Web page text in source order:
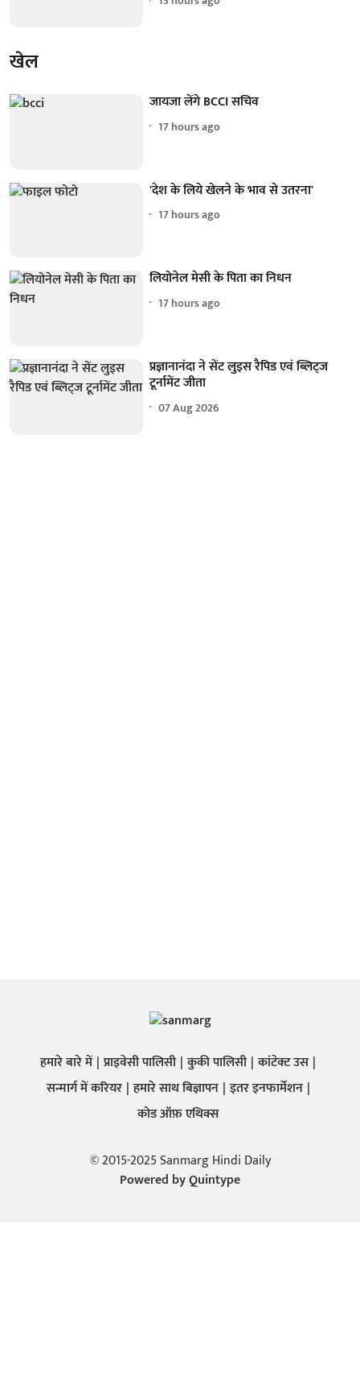
खेल
जायजा लेंगे BCCI सचिव
17 hours ago
'देश के लिये खेलने के भाव से उतरना'
17 hours ago
लियोनेल मेसी के पिता का निधन
17 hours ago
प्रज्ञानानंदा ने सेंट लुइस रैपिड एवं ब्लिट्ज
टूर्नामेंट जीता
07 Aug 2026
हमारे बारे में प्राइवेसी पालिसी कुकी पालिसी कांटेक्ट उस
सन्मार्ग में करियर हमारे साथ बिज्ञापन इतर इनफार्मेशन
कोड ऑफ़ एथिक्स
© 2015-2025 Sanmarg Hindi Daily
Powered byQuintype